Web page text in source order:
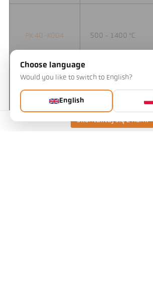
Skontaktuj się z nami
PX 40-K004 500 - 1400 °C
PX 47-K001 700 - 1700 °C
700 - 1700 °C
Choose language
Would you like to switch to English?
English